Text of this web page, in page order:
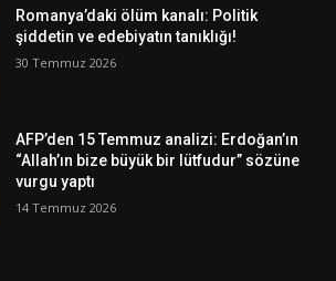
Romanya’daki ölüm kanalı: Politik
şiddetin ve edebiyatın tanıklığı!
30 Temmuz 2026
AFP’den 15 Temmuz analizi: Erdoğan’ın
“Allah’ın bize büyük bir lütfudur” sözüne
vurgu yaptı
14 Temmuz 2026